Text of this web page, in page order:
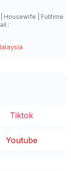
Housewife | Fulltime
:
Tiktok
Youtube